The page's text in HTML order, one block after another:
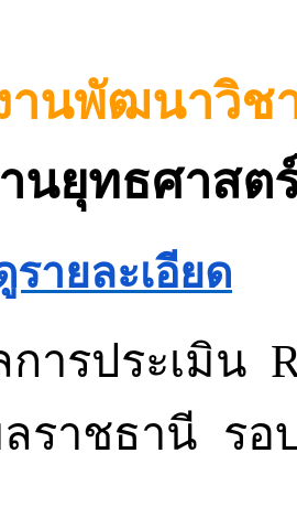
านพัฒนาวิช
นยุทธศาสต
รายละเอียด
ารประเมิน
ราชธานี รอ